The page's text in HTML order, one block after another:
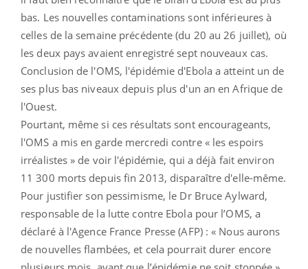
bas. Les nouvelles contaminations sont inférieures à
celles de la semaine précédente (du 20 au 26 juillet), où
les deux pays avaient enregistré sept nouveaux cas.
Conclusion de l'OMS, l'épidémie d'Ebola a atteint un de
ses plus bas niveaux depuis plus d'un an en Afrique de
l'Ouest.
Pourtant, même si ces résultats sont encourageants,
l'OMS a mis en garde mercredi contre « les espoirs
irréalistes » de voir l'épidémie, qui a déjà fait environ
11 300 morts depuis fin 2013, disparaître d'elle-même.
Pour justifier son pessimisme, le Dr Bruce Aylward,
responsable de la lutte contre Ebola pour l’OMS, a
déclaré à l'Agence France Presse (AFP) : « Nous aurons
de nouvelles flambées, et cela pourrait durer encore